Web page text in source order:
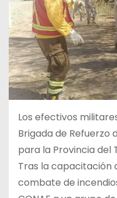
Los efectivos
Brigada de Refuerzo
para la Provincia del
Tras la capacitación
combate de